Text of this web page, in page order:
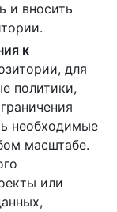
и вносить
к
для
политики,
необходимые
масштабе.
или